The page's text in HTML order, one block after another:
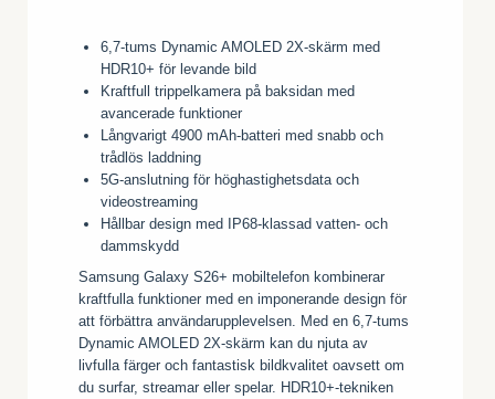
6,7-tums Dynamic AMOLED 2X-skärm med
HDR10+ för levande bild
Kraftfull trippelkamera på baksidan med
avancerade funktioner
Långvarigt 4900 mAh-batteri med snabb och
trådlös laddning
5G-anslutning för höghastighetsdata och
videostreaming
Hållbar design med IP68-klassad vatten- och
dammskydd
Samsung Galaxy S26+ mobiltelefon kombinerar
kraftfulla funktioner med en imponerande design för
att förbättra användarupplevelsen. Med en 6,7-tums
Dynamic AMOLED 2X-skärm kan du njuta av
livfulla färger och fantastisk bildkvalitet oavsett om
du surfar, streamar eller spelar. HDR10+-tekniken